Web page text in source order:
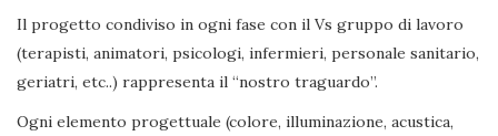
Il progetto condiviso in ogni fase con il Vs gruppo di lavoro
(terapisti, animatori, psicologi, infermieri, personale sanitario,
geriatri, etc..) rappresenta il “nostro traguardo”.
Ogni elemento progettuale (colore, illuminazione, acustica,